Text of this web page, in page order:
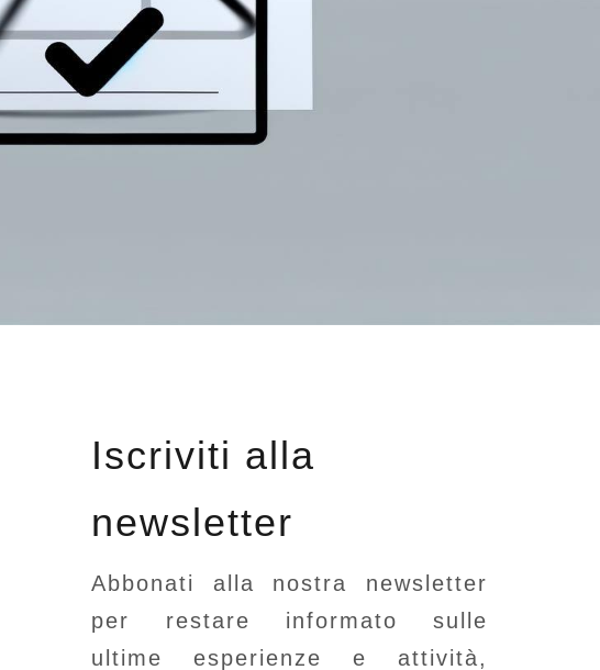
Iscriviti alla
newsletter
Abbonati alla nostra newsletter
per restare informato sulle
ultime esperienze e attività,